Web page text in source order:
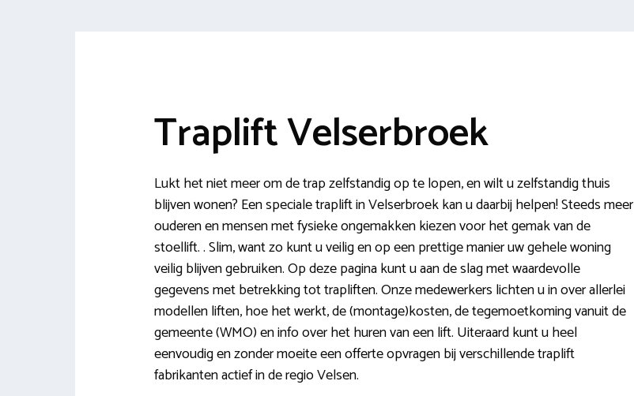
Traplift Velserbroek
Lukt het niet meer om de trap zelfstandig op te lopen, en wilt u zelfstandig thuis
blijven wonen? Een speciale traplift in Velserbroek kan u daarbij helpen! Steeds meer
ouderen en mensen met fysieke ongemakken kiezen voor het gemak van de
stoellift. . Slim, want zo kunt u veilig en op een prettige manier uw gehele woning
veilig blijven gebruiken. Op deze pagina kunt u aan de slag met waardevolle
gegevens met betrekking tot trapliften. Onze medewerkers lichten u in over allerlei
modellen liften, hoe het werkt, de (montage)kosten, de tegemoetkoming vanuit de
gemeente (WMO) en info over het huren van een lift. Uiteraard kunt u heel
eenvoudig en zonder moeite een offerte opvragen bij verschillende traplift
fabrikanten actief in de regio Velsen.